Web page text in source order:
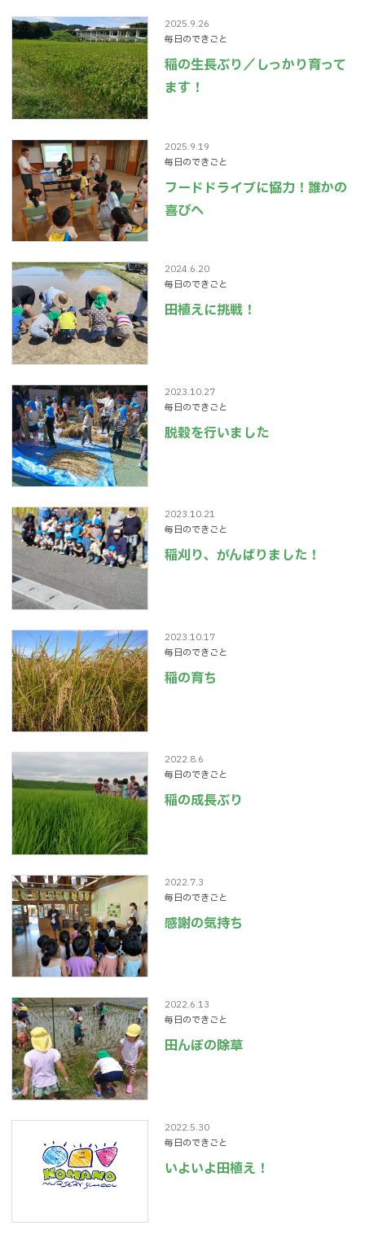
2025.9.26
毎日のできごと
稲の生長ぶり／しっかり育って
ます！
2025.9.19
毎日のできごと
フードドライブに協力！誰かの
喜びへ
2024.6.20
毎日のできごと
田植えに挑戦！
2023.10.27
毎日のできごと
脱穀を行いました
2023.10.21
毎日のできごと
稲刈り、がんばりました！
2023.10.17
毎日のできごと
稲の育ち
2022.8.6
毎日のできごと
稲の成長ぶり
2022.7.3
毎日のできごと
感謝の気持ち
2022.6.13
毎日のできごと
田んぼの除草
2022.5.30
毎日のできごと
いよいよ田植え！